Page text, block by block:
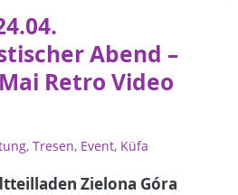
Abend –
Retro Video
Tresen Event Küfa
Zielona Góra